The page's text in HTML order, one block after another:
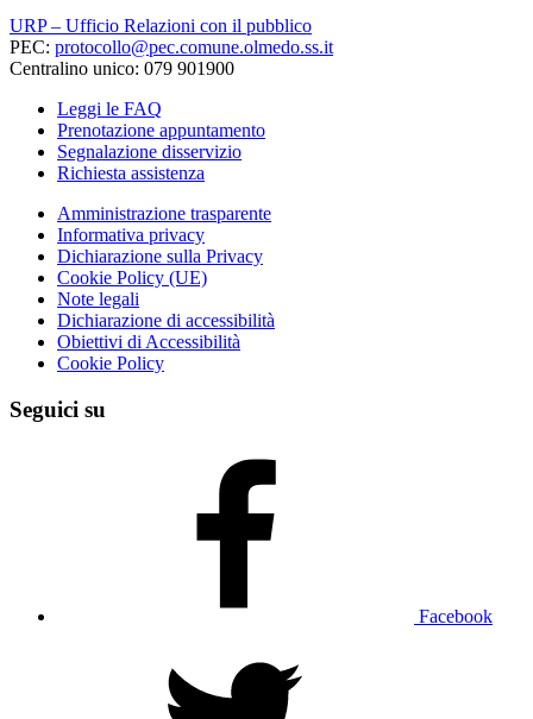
URP – Ufficio Relazioni con il pubblico
PEC: protocollo@pec.comune.olmedo.ss.it
Centralino unico: 079 901900
Leggi le FAQ
Prenotazione appuntamento
Segnalazione disservizio
Richiesta assistenza
Amministrazione trasparente
Informativa privacy
Dichiarazione sulla Privacy
Cookie Policy (UE)
Note legali
Dichiarazione di accessibilità
Obiettivi di Accessibilità
Cookie Policy
Seguici su
Facebook